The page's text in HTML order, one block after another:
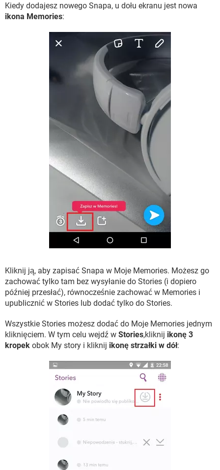
Kiedy dodajesz nowego Snapa, u dołu ekranu jest nowa
ikona Memories:
Kliknij ją, aby zapisać Snapa w Moje Memories. Możesz go
zachować tylko tam bez wysyłanie do Stories (i dopiero
później przesłać), równocześnie zachować w Memories i
upublicznić w Stories lub dodać tylko do Stories.
Wszystkie Stories możesz dodać do Moje Memories jednym
kliknięciem. W tym celu wejdź w Stories,kliknij ikonę 3
kropek obok My story i kliknij ikonę strzałki w dół: